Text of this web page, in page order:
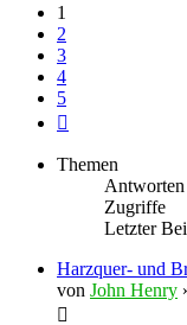
1
2
3
4
5
Themen
Antworten
Zugriffe
Letzter
Harzquer- und
von John Henry